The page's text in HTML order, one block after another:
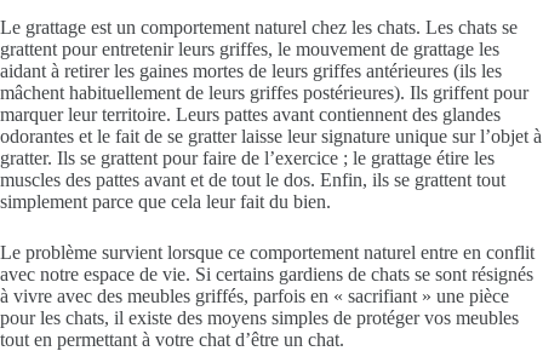
Le grattage est un comportement naturel chez les chats. Les chats se
grattent pour entretenir leurs griffes, le mouvement de grattage les
aidant à retirer les gaines mortes de leurs griffes antérieures (ils les
mâchent habituellement de leurs griffes postérieures). Ils griffent pour
marquer leur territoire. Leurs pattes avant contiennent des glandes
odorantes et le fait de se gratter laisse leur signature unique sur l’objet à
gratter. Ils se grattent pour faire de l’exercice ; le grattage étire les
muscles des pattes avant et de tout le dos. Enfin, ils se grattent tout
simplement parce que cela leur fait du bien.
Le problème survient lorsque ce comportement naturel entre en conflit
avec notre espace de vie. Si certains gardiens de chats se sont résignés
à vivre avec des meubles griffés, parfois en « sacrifiant » une pièce
pour les chats, il existe des moyens simples de protéger vos meubles
tout en permettant à votre chat d’être un chat.